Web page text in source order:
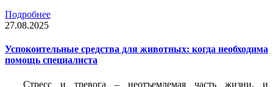
Подробнее
27.08.2025
Успокоительные средства для животных: когда необходима
помощь специалиста
Стресс и тревога – неотъемлемая часть жизни, и